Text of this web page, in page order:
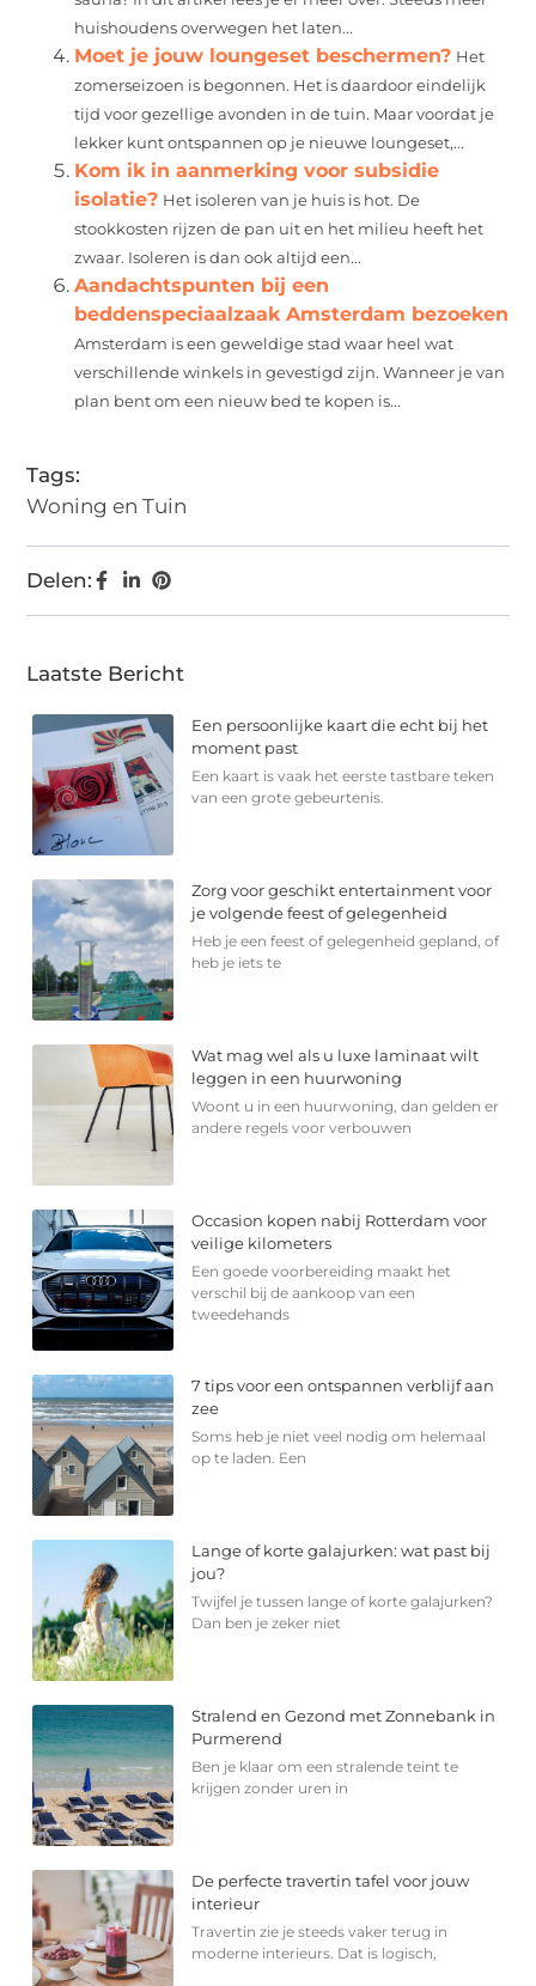
huishoudens overwegen het laten...
Moet je jouw loungeset beschermen? Het
zomerseizoen is begonnen. Het is daardoor eindelijk
tijd voor gezellige avonden in de tuin. Maar voordat je
lekker kunt ontspannen op je nieuwe loungeset,...
Kom ik in aanmerking voor subsidie
isolatie? Het isoleren van je huis is hot. De
stookkosten rijzen de pan uit en het milieu heeft het
zwaar. Isoleren is dan ook altijd een...
Aandachtspunten bij een
beddenspeciaalzaak Amsterdam bezoeken
Amsterdam is een geweldige stad waar heel wat
verschillende winkels in gevestigd zijn. Wanneer je van
plan bent om een nieuw bed te kopen is...
Tags:
Woning en Tuin
Delen:
Laatste Bericht
Een persoonlijke kaart die echt bij het
moment past
Een kaart is vaak het eerste tastbare teken
van een grote gebeurtenis.
Zorg voor geschikt entertainment voor
je volgende feest of gelegenheid
Heb je een feest of gelegenheid gepland, of
heb je iets te
Wat mag wel als u luxe laminaat wilt
leggen in een huurwoning
Woont u in een huurwoning, dan gelden er
andere regels voor verbouwen
Occasion kopen nabij Rotterdam voor
veilige kilometers
Een goede voorbereiding maakt het
verschil bij de aankoop van een
tweedehands
7 tips voor een ontspannen verblijf aan
zee
Soms heb je niet veel nodig om helemaal
op te laden. Een
Lange of korte galajurken: wat past bij
jou?
Twijfel je tussen lange of korte galajurken?
Dan ben je zeker niet
Stralend en Gezond met Zonnebank in
Purmerend
Ben je klaar om een stralende teint te
krijgen zonder uren in
De perfecte travertin tafel voor jouw
interieur
Travertin zie je steeds vaker terug in
moderne interieurs. Dat is logisch,